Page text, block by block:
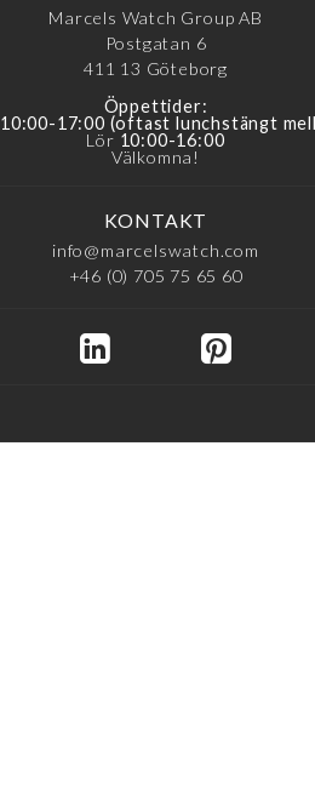
Marcels Watch Group AB
Postgatan 6
411 13 Göteborg
Öppettider:
10:00-17:00 (oftast lunchstängt
Lör 10:00-16:00
Välkomna!
KONTAKT
info@marcelswatch.com
+46 (0) 705 75 65 60